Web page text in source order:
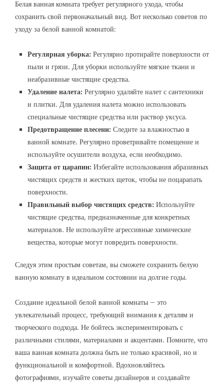
Белая ванная комната требует регулярного ухода, чтобы
сохранить свой первоначальный вид. Вот несколько советов по
уходу за белой ванной комнатой:
Регулярная уборка: Регулярно протирайте поверхности от
пыли и грязи. Для уборки используйте мягкие ткани и
неабразивные чистящие средства.
Удаление налета: Регулярно удаляйте налет с сантехники
и плитки. Для удаления налета можно использовать
специальные чистящие средства или раствор уксуса.
Предотвращение плесени: Следите за влажностью в
ванной комнате. Регулярно проветривайте помещение и
используйте осушители воздуха, если необходимо.
Защита от царапин: Избегайте использования абразивных
чистящих средств и жестких щеток, чтобы не поцарапать
поверхности.
Правильный выбор чистящих средств: Используйте
чистящие средства, предназначенные для конкретных
материалов. Не используйте агрессивные химические
вещества, которые могут повредить поверхности.
Следуя этим простым советам, вы сможете сохранить белую
ванную комнату в идеальном состоянии на долгие годы.
Создание идеальной белой ванной комнаты – это
увлекательный процесс, требующий внимания к деталям и
творческого подхода. Не бойтесь экспериментировать с
различными стилями, материалами и акцентами. Помните, что
ваша ванная комната должна быть не только красивой, но и
функциональной и комфортной. Вдохновляйтесь
фотографиями, изучайте советы дизайнеров и создавайте